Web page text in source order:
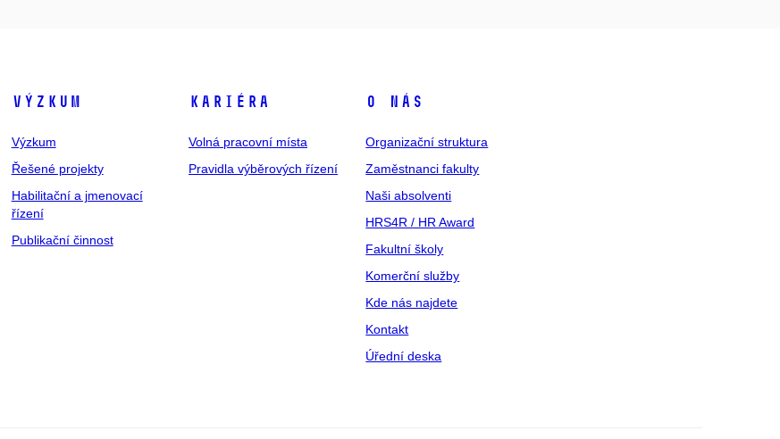
Výzkum
Výzkum
Řešené projekty
Habilitační a jmenovací
řízení
Publikační činnost
Kariéra
Volná pracovní místa
Pravidla výběrových řízení
O nás
Organizační struktura
Zaměstnanci fakulty
Naši absolventi
HRS4R / HR Award
Fakultní školy
Komerční služby
Kde nás najdete
Kontakt
Úřední deska